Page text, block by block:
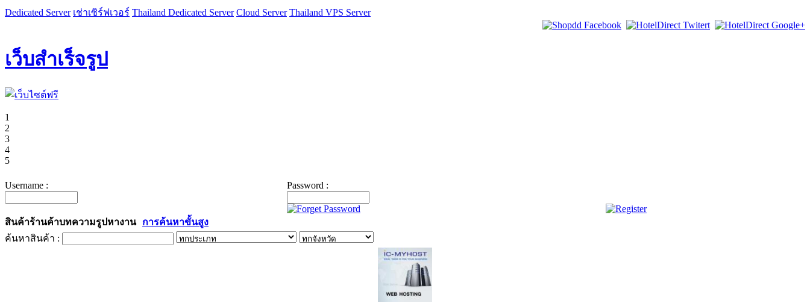
Dedicated Server เช่าเซิร์ฟเวอร์ Thailand Dedicated Server Cloud Server Thailand VPS Server
เว็บสำเร็จรูป
1
2
3
4
5
Username : Password :
สินค้าร้านค้าบทความรูปหางาน
การค้นหาขั้นสูง
ค้นหาสินค้า :